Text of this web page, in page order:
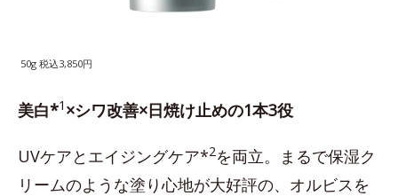
50g 税込3,850円
美白*1 ×シワ改善×日焼け止めの1本3役
UVケアとエイジングケア*2を両立。まるで保湿ク
リームのような塗り心地が大好評の、オルビスを